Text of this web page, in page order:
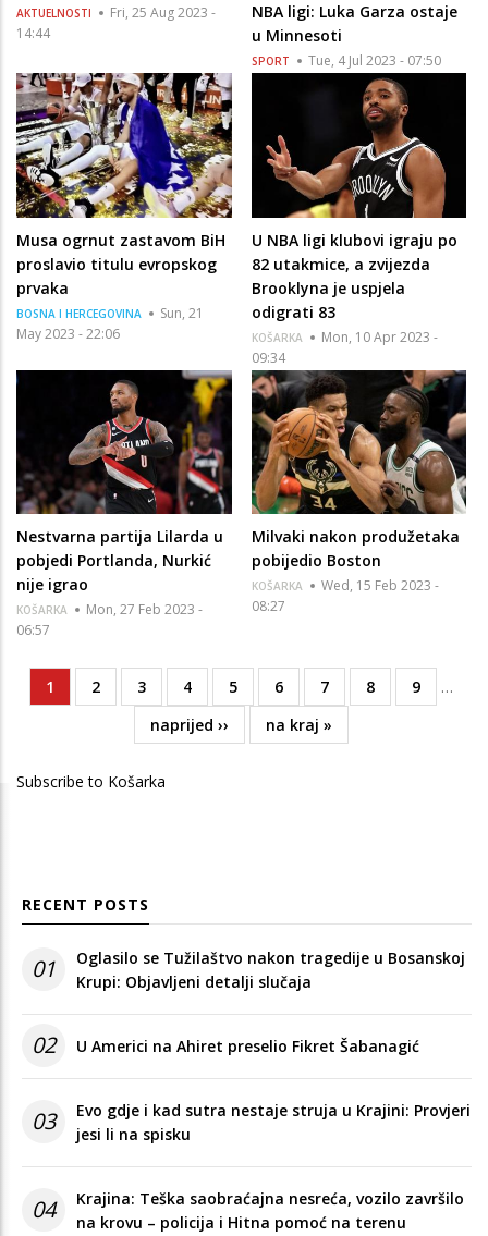
AKTUELNOSTI
Fri, 25 Aug 2023 -
14:44
NBA ligi: Luka Garza ostaje
u Minnesoti
SPORT Tue, 4 Jul 2023 - 07:50
Musa ogrnut zastavom BiH
proslavio titulu evropskog
prvaka
BOSNA I HERCEGOVINA
Sun, 21
May 2023 - 22:06
U NBA ligi klubovi igraju po
82 utakmice, a zvijezda
Brooklyna je uspjela
odigrati 83
KOŠARKA
Mon, 10 Apr 2023 -
09:34
Nestvarna partija Lilarda u
pobjedi Portlanda, Nurkić
nije igrao
KOŠARKA
Mon, 27 Feb 2023 -
06:57
Milvaki nakon produžetaka
pobijedio Boston
KOŠARKA
Wed, 15 Feb 2023 -
08:27
Pagination
Current
page
1 Page
2 Page
3 Page
4 Page
5 Page
6 Page
7 Page
8 Page
9
…
Next
page
naprijed ››
Last
page
na kraj »
Subscribe to Košarka
RECENT POSTS
01
Oglasilo se Tužilaštvo nakon tragedije u Bosanskoj
Krupi: Objavljeni detalji slučaja
02 U Americi na Ahiret preselio Fikret Šabanagić
03
Evo gdje i kad sutra nestaje struja u Krajini: Provjeri
jesi li na spisku
04
Krajina: Teška saobraćajna nesreća, vozilo završilo
na krovu – policija i Hitna pomoć na terenu